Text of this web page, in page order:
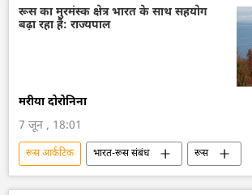
सामूहिक पश्चिम
अमेरिका
व्लादिमीर पुतिन
विश्व
रूस का मुरमंस्क क्षेत्र भारत के साथ सहयोग
बढ़ा रहा है: राज्यपाल
मरीया दोरोनिना
7 जून , 18:01
रूस आर्कटिक भारत-रूस संबंध
रूस
भारत
द्विपक्षीय रिश्ते
द्विपक्षीय व्यापार